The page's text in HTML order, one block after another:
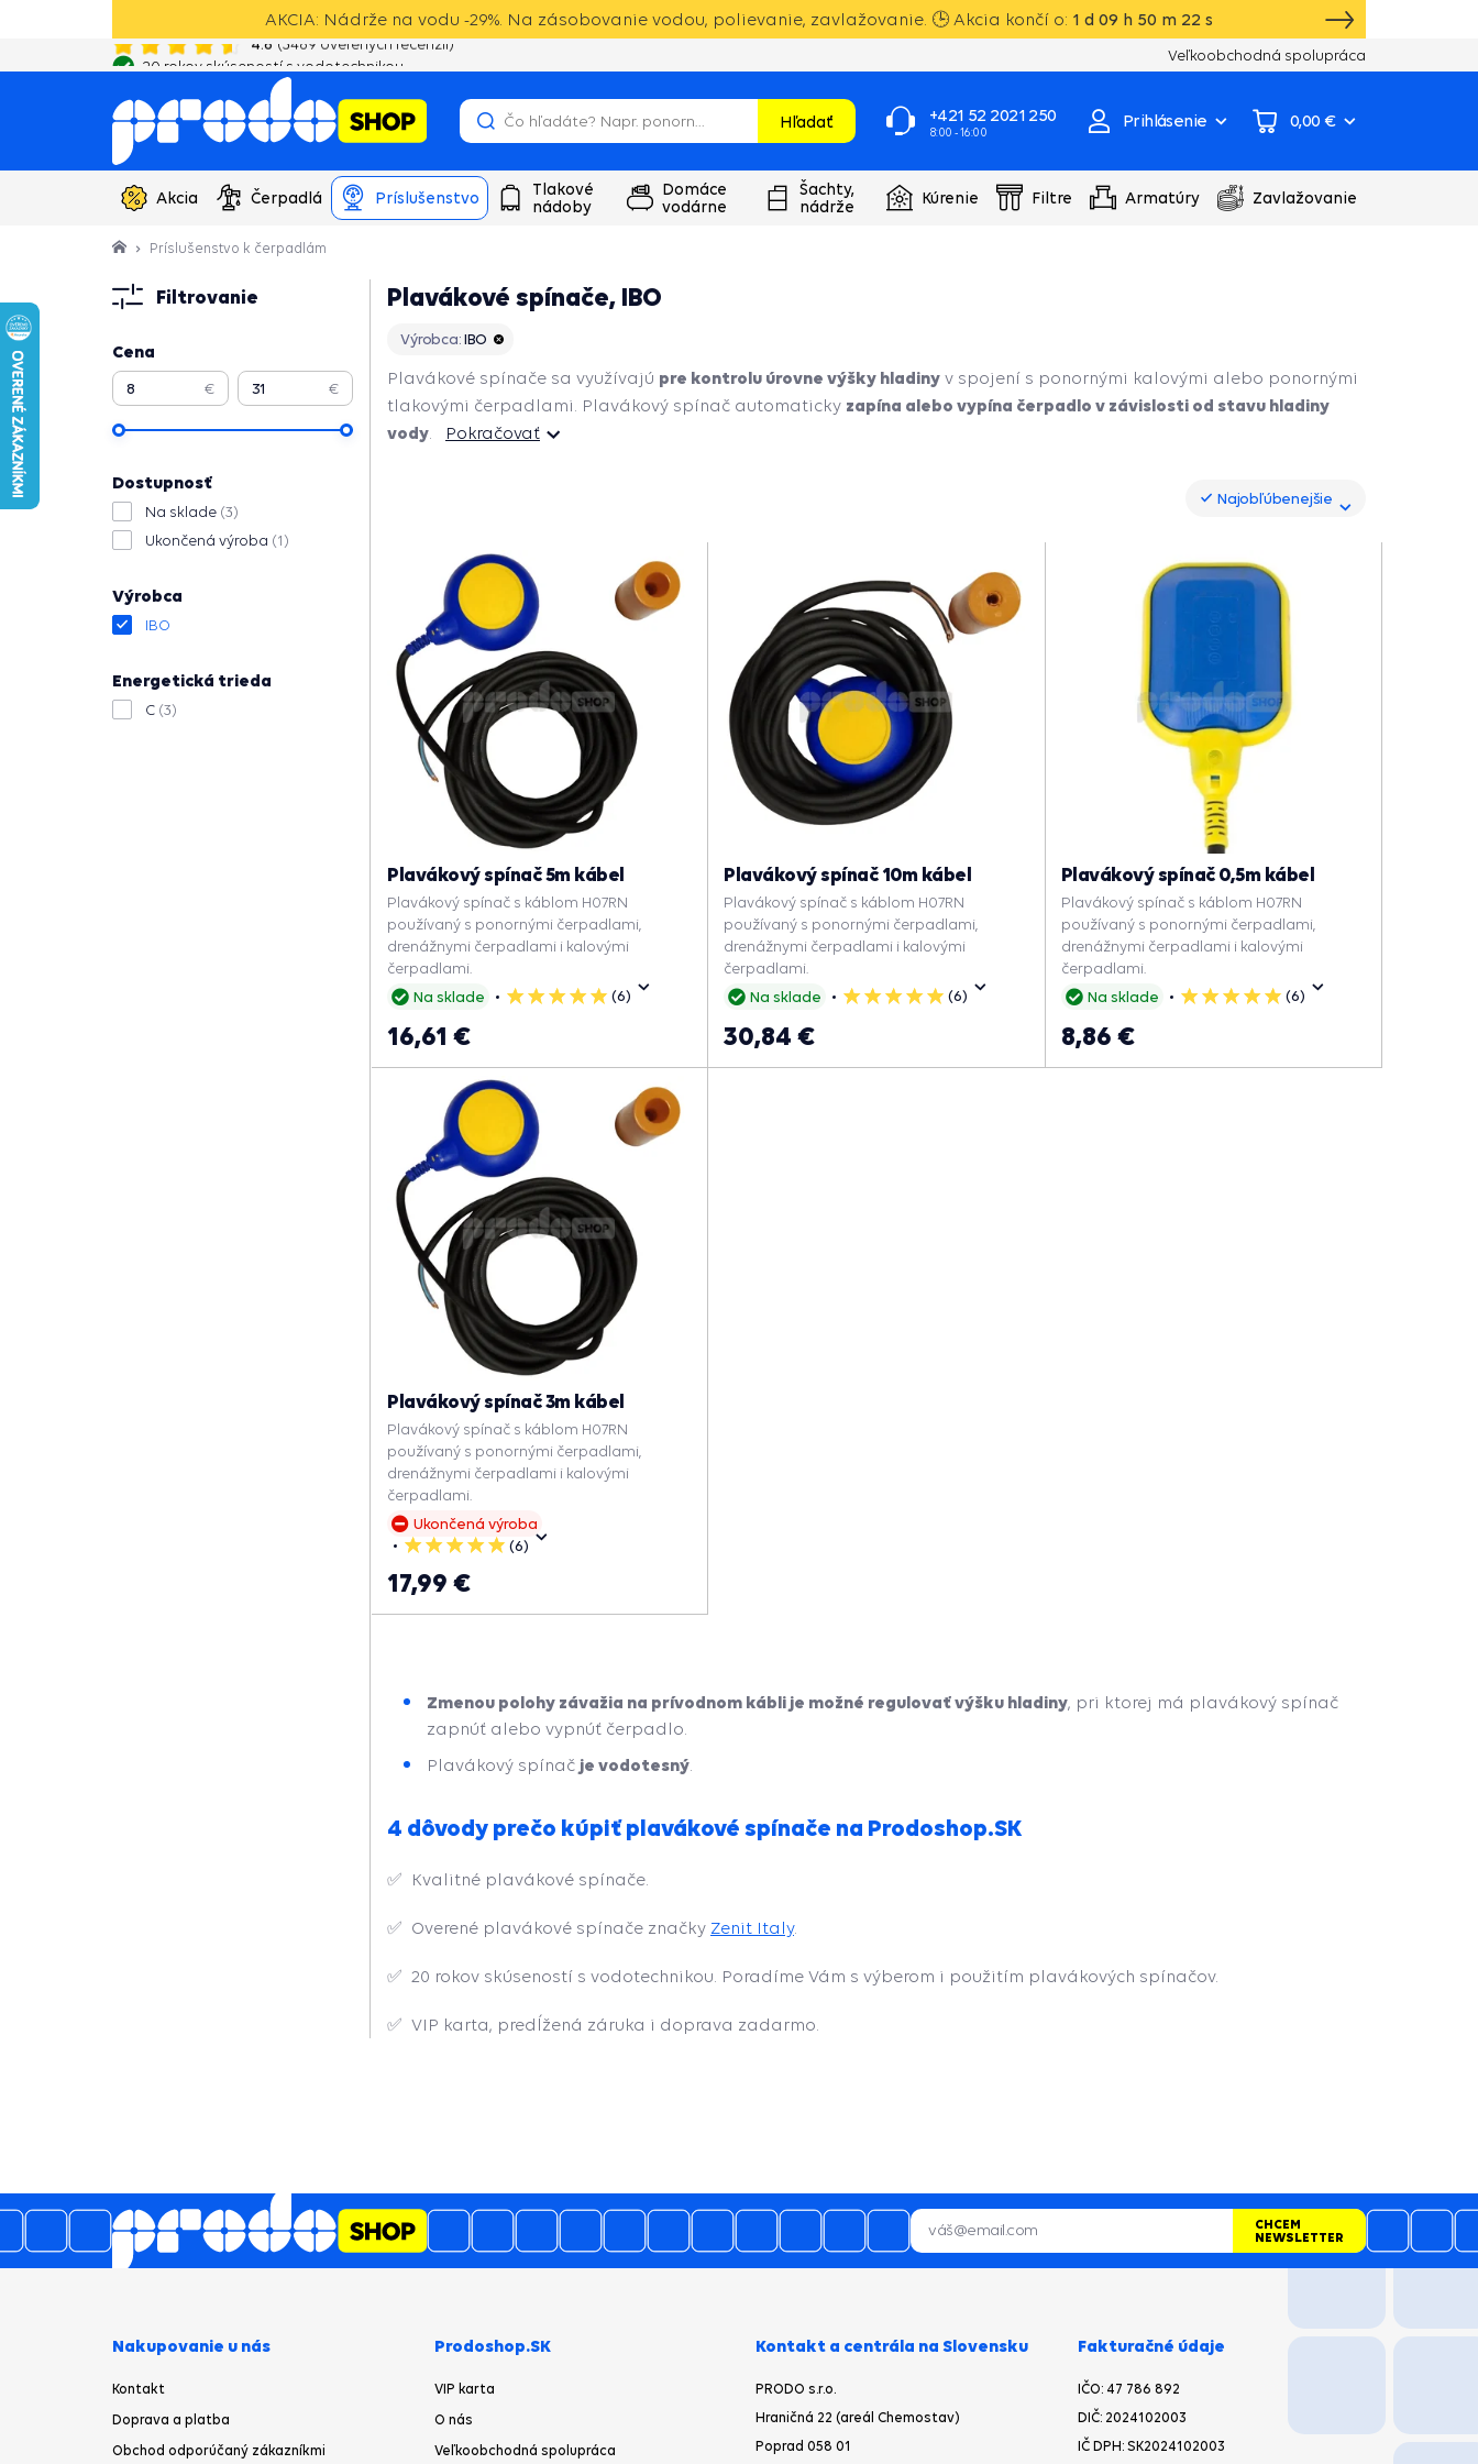
AKCIA: Nádrže na vodu -29%. Na zásobovanie vodou, polievanie, zavlažovanie. 🕒 Akcia končí o: 1 d 09 h 50 m 22 s
20 rokov skúseností s vodotechnikou Vlastný sklad, výroba, servisné centrum
Veľkoobchodná spolupráca
Hľadať +421 52 2021 250
8:00 - 16:00
Prihlásenie 0,00 €
Akcia Čerpadlá Príslušenstvo
Tlakové
nádoby
Domáce
vodárne
Šachty,
nádrže
Kúrenie Filtre Armatúry Zavlažovanie
Príslušenstvo k čerpadlám
Filtrovanie
Cena
€ €
Dostupnosť
Na sklade (3)
Ukončená výroba (1)
Výrobca
IBO
Energetická trieda
C (3)
Plavákové spínače, IBO
Výrobca:IBO
Plavákové spínače sa využívajú pre kontrolu úrovne výšky hladiny v spojení s ponornými kalovými alebo ponornými
tlakovými čerpadlami. Plavákový spínač automaticky zapína alebo vypína čerpadlo v závislosti od stavu hladiny
vody
Pokračovať
Najobľúbenejšie
Na sklade
5
(6)
Plavákový spínač 5m kábel
Plavákový spínač s káblom H07RN
používaný s ponornými čerpadlami,
drenážnymi čerpadlami i kalovými
čerpadlami.
16,61 €
Na sklade
5
(6)
Plavákový spínač 10m kábel
Plavákový spínač s káblom H07RN
používaný s ponornými čerpadlami,
drenážnymi čerpadlami i kalovými
čerpadlami.
30,84 €
Na sklade
5
(6)
Plavákový spínač 0,5m kábel
Plavákový spínač s káblom H07RN
používaný s ponornými čerpadlami,
drenážnymi čerpadlami i kalovými
čerpadlami.
8,86 €
Ukončená výroba
5
(6)
Plavákový spínač 3m kábel
Plavákový spínač s káblom H07RN
používaný s ponornými čerpadlami,
drenážnymi čerpadlami i kalovými
čerpadlami.
17,99 €
Zmenou polohy závažia na prívodnom kábli je možné regulovať výšku hladiny, pri ktorej má plavákový spínač
zapnúť alebo vypnúť čerpadlo.
Plavákový spínač je vodotesný
4 dôvody prečo kúpiť plavákové spínače na Prodoshop.SK
✅ Kvalitné plavákové spínače.
✅ Overené plavákové spínače značky Zenit Italy.
✅ 20 rokov skúseností s vodotechnikou. Poradíme Vám s výberom i použitím plavákových spínačov.
✅ VIP karta, predĺžená záruka i doprava zadarmo.
05.08.2026
očakával najneskôr nasledujúci
pracovný deň po objednávke a nie po
05.08.2026